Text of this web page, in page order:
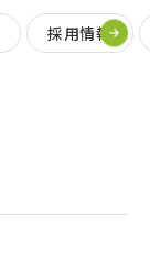
採用情報